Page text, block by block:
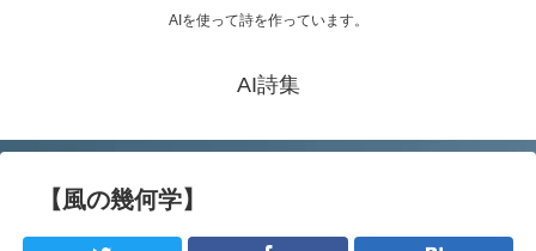
AIを使って詩を作っています。
AI詩集
【風の幾何学】